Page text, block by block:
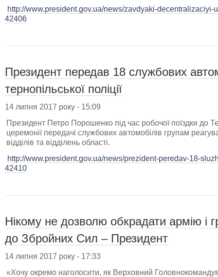
http://www.president.gov.ua/news/zavdyaki-
42406
Президент передав 18 службових
тернопільської поліції
14 липня 2017 року - 15:09
Президент Петро Порошенко під час робочої поїздки до
церемонії передачі службових автомобілів групам
відділів та відділень області.
http://www.president.gov.ua/news/prezident-peredav-18-
42410
Нікому не дозволю обкрадати армію і
до Збройних Сил – Президент
14 липня 2017 року - 17:33
«Хочу окремо наголосити, як Верховний